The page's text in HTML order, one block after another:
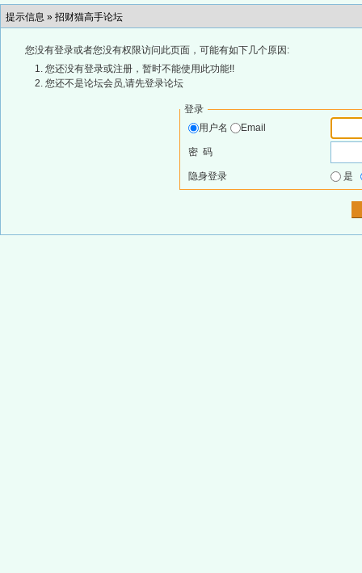
提示信息 » 招财猫高手论坛
您没有登录或者您没有权限访问此页面，可能有如下几个原因:
您还没有登录或注册，暂时不能使用此功能!!
您还不是论坛会员,请先登录论坛
登录
用户名
Email
密 码
隐身登录 是